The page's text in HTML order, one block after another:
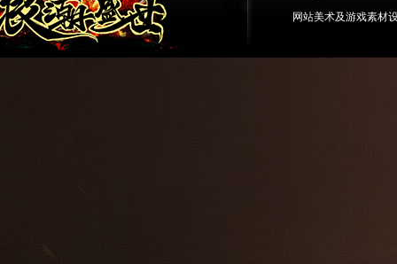
网站美术及游戏素材